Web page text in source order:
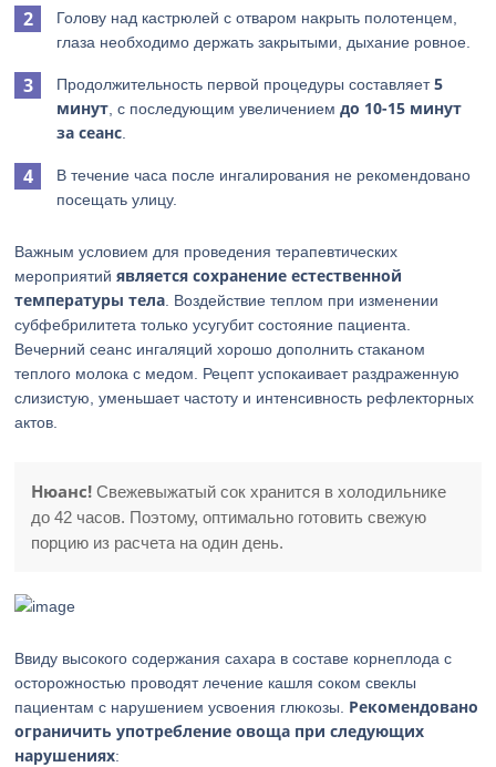
Голову над кастрюлей с отваром накрыть полотенцем,
глаза необходимо держать закрытыми, дыхание ровное.
Продолжительность первой процедуры составляет5
минут , с последующим увеличениемдо 10-15 минут
за сеанс
В течение часа после ингалирования не рекомендовано
посещать улицу.
Важным условием для проведения терапевтических
мероприятийявляется сохранение естественной
температуры тела . Воздействие теплом при изменении
субфебрилитета только усугубит состояние пациента.
Вечерний сеанс ингаляций хорошо дополнить стаканом
теплого молока с медом. Рецепт успокаивает раздраженную
слизистую, уменьшает частоту и интенсивность рефлекторных
актов.
Нюанс! Свежевыжатый сок хранится в холодильнике
до 42 часов. Поэтому, оптимально готовить свежую
порцию из расчета на один день.
Ввиду высокого содержания сахара в составе корнеплода с
осторожностью проводят лечение кашля соком свеклы
пациентам с нарушением усвоения глюкозы. Рекомендовано
ограничить употребление овоща при следующих
нарушениях: